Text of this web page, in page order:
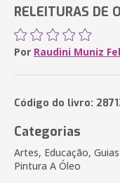
RELEITURAS DE
Por Raudini Muniz
Código do livro:
Categorias
Artes, Educação,
Pintura A Óleo